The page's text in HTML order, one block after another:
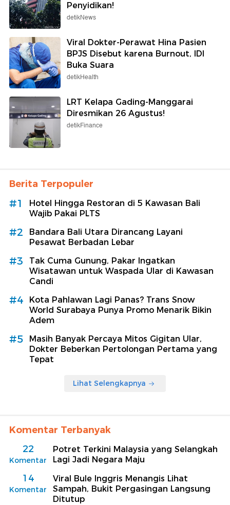
Penyidikan!
detikNews
Viral Dokter-Perawat Hina Pasien
BPJS Disebut karena Burnout, IDI
Buka Suara
detikHealth
LRT Kelapa Gading-Manggarai
Diresmikan 26 Agustus!
detikFinance
Berita Terpopuler
#1
Hotel Hingga Restoran di 5 Kawasan Bali
Wajib Pakai PLTS
#2
Bandara Bali Utara Dirancang Layani
Pesawat Berbadan Lebar
#3
Tak Cuma Gunung, Pakar Ingatkan
Wisatawan untuk Waspada Ular di Kawasan
Candi
#4
Kota Pahlawan Lagi Panas? Trans Snow
World Surabaya Punya Promo Menarik Bikin
Adem
#5
Masih Banyak Percaya Mitos Gigitan Ular,
Dokter Beberkan Pertolongan Pertama yang
Tepat
Lihat Selengkapnya
Komentar Terbanyak
22
Komentar
Potret Terkini Malaysia yang Selangkah
Lagi Jadi Negara Maju
14
Komentar
Viral Bule Inggris Menangis Lihat
Sampah, Bukit Pergasingan Langsung
Ditutup